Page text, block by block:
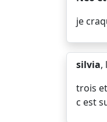
je
silvia,
trois
c est